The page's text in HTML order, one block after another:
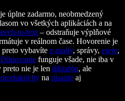
je úplne zadarmo, neobmedzený
vo všetkých aplikáciách a na
to-text – odstraňuje výplňové
v reálnom čase. Hovorenie je
preto vybavíte e-maily, správy, eseje,
Diktovanie funguje všade, nie iba v
nie je len diktafón, ale
na písanie aj